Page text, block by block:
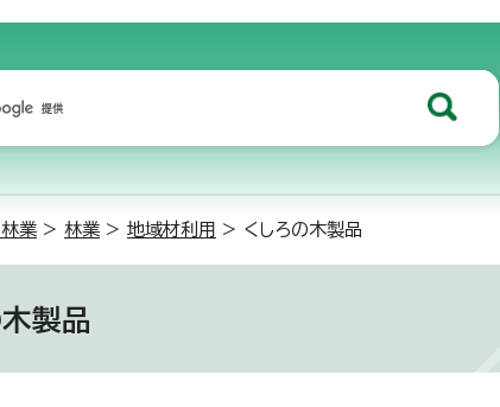
林業 > 林業 > 地域材利用 > くしろの木製品
製品